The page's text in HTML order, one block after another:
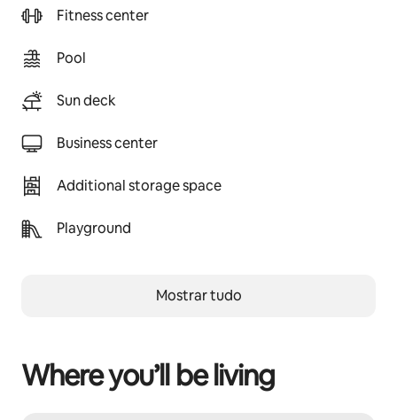
Fitness center
Pool
Sun deck
Business center
Additional storage space
Playground
Mostrar tudo
Where you’ll be living